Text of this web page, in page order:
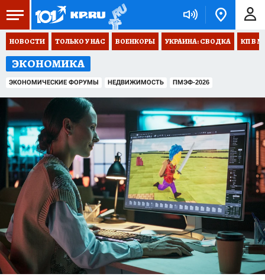
НОВОСТИ ТОЛЬКО У НАС ВОЕНКОРЫ УКРАИНА: СВОДКА КП В
ЭКОНОМИКА
ЭКОНОМИЧЕСКИЕ ФОРУМЫ НЕДВИЖИМОСТЬ ПМЭФ-2026